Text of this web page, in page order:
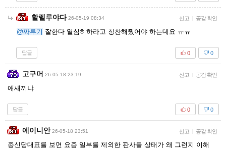
할렐루야다 26-05-19 08:34 신고 | 공감 확인
@짜루기 잘한다 열심히하라고 칭찬해줬어야 하는데요 ㅠㅠ
답글 0
0
고구머 26-05-18 23:19 신고 | 공감 확인
애새끼냐
답글 0
0
에이니안 26-05-18 23:51 신고 | 공감 확인
종신당대표를 보면 요즘 일부를 제외한 판사들 상태가 왜 그런지 이해